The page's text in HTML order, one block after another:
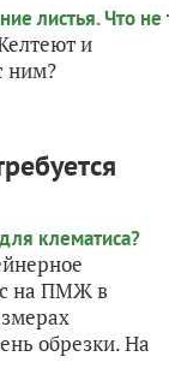
и
ним?
на ПМЖ в
обрезки. На